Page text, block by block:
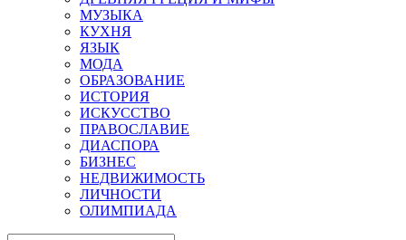
МУЗЫКА
КУХНЯ
ЯЗЫК
МОДА
ОБРАЗОВАНИЕ
ИСТОРИЯ
ИСКУССТВО
ПРАВОСЛАВИЕ
ДИАСПОРА
БИЗНЕС
НЕДВИЖИМОСТЬ
ЛИЧНОСТИ
ОЛИМПИАДА